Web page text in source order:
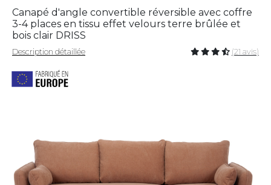
Canapé d'angle convertible réversible avec coffre
3-4 places en tissu effet velours terre brûlée et
bois clair DRISS
Description détaillée (21 avis)